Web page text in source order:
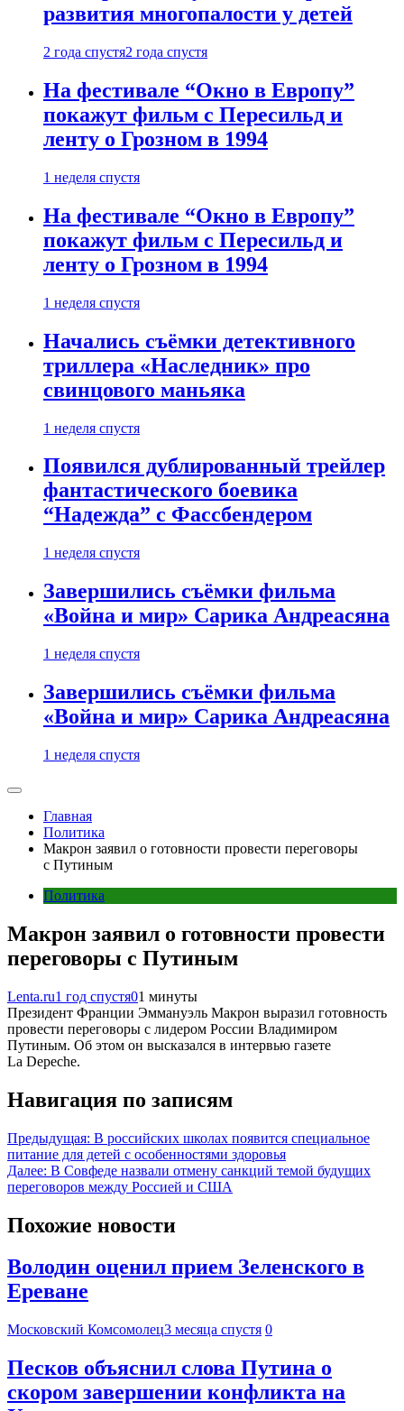
развития многопалости у детей
2 года спустя2 года спустя
На фестивале “Окно в Европу”
покажут фильм с Пересильд и
ленту о Грозном в 1994
1 неделя спустя
На фестивале “Окно в Европу”
покажут фильм с Пересильд и
ленту о Грозном в 1994
1 неделя спустя
Начались съёмки детективного
триллера «Наследник» про
свинцового маньяка
1 неделя спустя
Появился дублированный трейлер
фантастического боевика
“Надежда” с Фассбендером
1 неделя спустя
Завершились съёмки фильма
«Война и мир» Сарика Андреасяна
1 неделя спустя
Завершились съёмки фильма
«Война и мир» Сарика Андреасяна
1 неделя спустя
Главная
Политика
Макрон заявил о готовности провести переговоры
с Путиным
Политика
Макрон заявил о готовности провести
переговоры с Путиным
Lenta.ru1 год спустя01 минуты
Президент Франции Эммануэль Макрон выразил готовность
провести переговоры с лидером России Владимиром
Путиным. Об этом он высказался в интервью газете
La Depeche.
Навигация по записям
Предыдущая: В российских школах появится специальное
питание для детей с особенностями здоровья
Далее: В Совфеде назвали отмену санкций темой будущих
переговоров между Россией и США
Похожие новости
Володин оценил прием Зеленского в
Ереване
Московский Комсомолец3 месяца спустя 0
Песков объяснил слова Путина о
скором завершении конфликта на